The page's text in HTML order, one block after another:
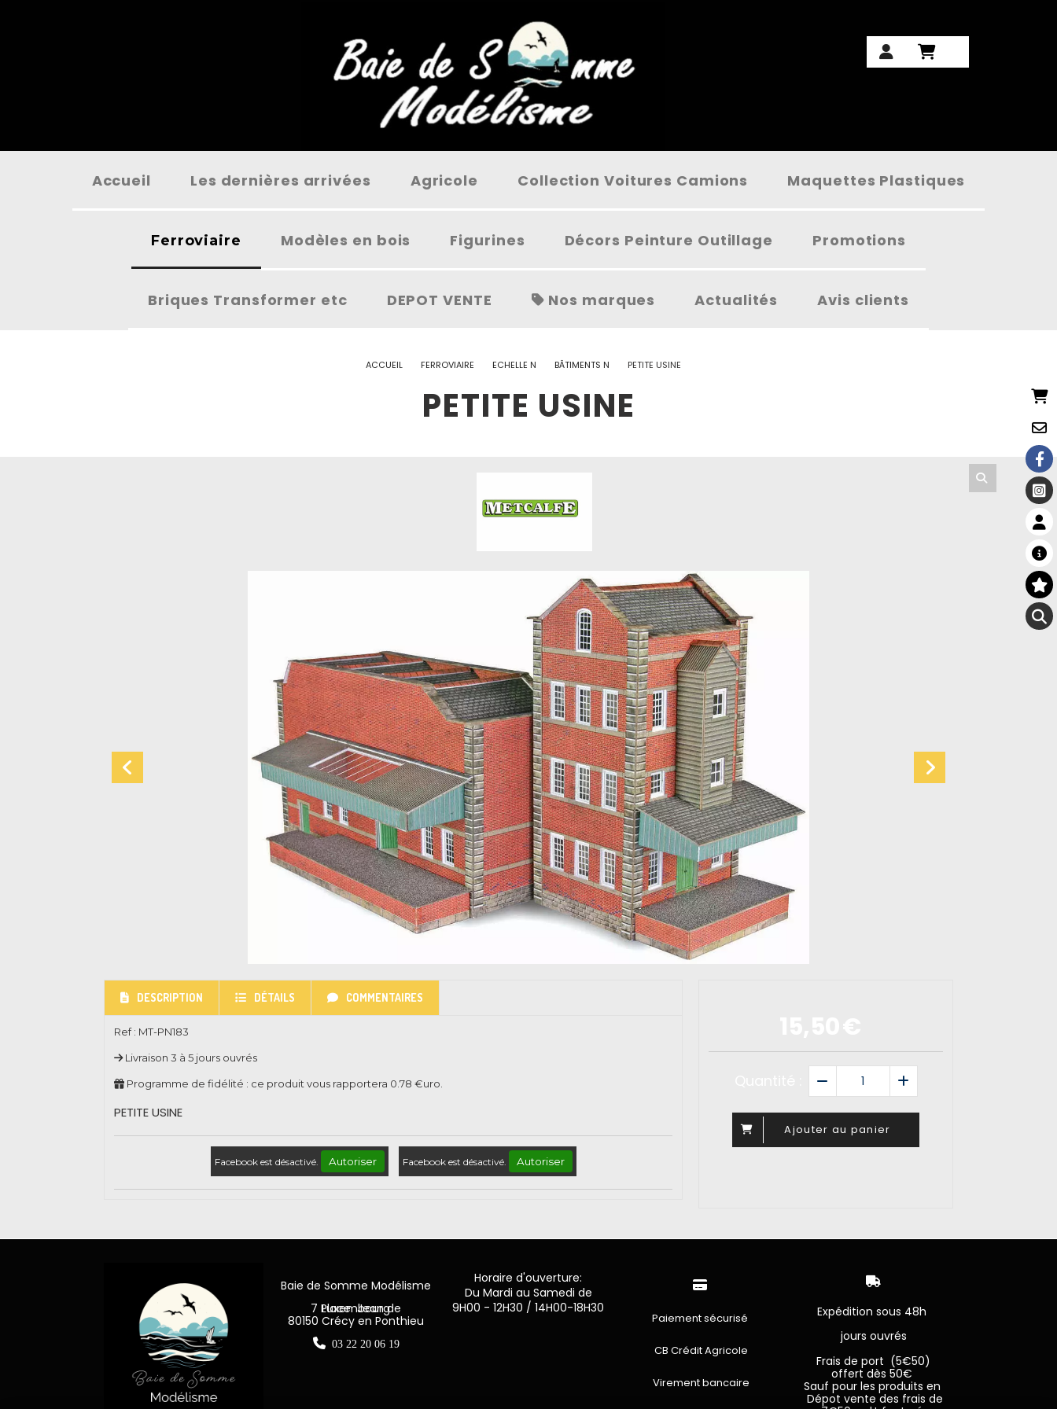
Accueil Les dernières arrivées Agricole Collection Voitures Camions Maquettes Plastiques
Ferroviaire Modèles en bois Figurines Décors Peinture Outillage Promotions
Briques Transformer etc DEPOT VENTE Nos marques Actualités Avis clients
ACCUEIL FERROVIAIRE ECHELLE N BÂTIMENTS N PETITE USINE
PETITE USINE
Ajouter au panier
DESCRIPTION DÉTAILS COMMENTAIRES
Ref : MT-PN183
Livraison 3 à 5 jours ouvrés
Programme de fidélité : ce produit vous rapportera 0.78 €uro.
PETITE USINE
Facebook est désactivé. Autoriser Facebook est désactivé. Autoriser
Baie de Somme Modélisme
7 Place Jean de Luxembourg
80150 Crécy en Ponthieu
 03 22 20 06 19
Horaire d'ouverture:
Du Mardi au Samedi de
9H00 - 12H30 / 14H00-18H30

Paiement sécurisé
CB Crédit Agricole
Virement bancaire

Expédition sous 48h
jours ouvrés
Frais de port (5€50)
offert dès 50€
Sauf pour les produits en
Dépot vente des frais de